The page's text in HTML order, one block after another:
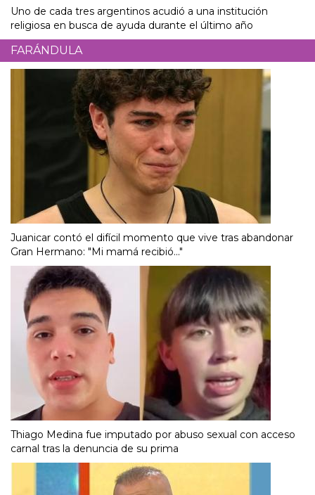
Uno de cada tres argentinos acudió a una institución
religiosa en busca de ayuda durante el último año
FARÁNDULA
Juanicar contó el difícil momento que vive tras abandonar
Gran Hermano: "Mi mamá recibió..."
Thiago Medina fue imputado por abuso sexual con acceso
carnal tras la denuncia de su prima